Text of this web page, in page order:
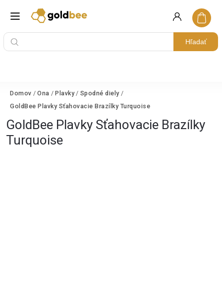
Hľadať
Domov / Ona / Plavky / Spodné diely /
GoldBee Plavky Sťahovacie Brazílky Turquoise
GoldBee Plavky Sťahovacie Brazílky
Turquoise